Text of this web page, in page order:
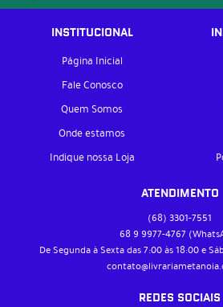
INSTITUCIONAL
Página Inicial
Fale Conosco
Quem Somos
Onde estamos
Indique nossa Loja
ATENDIMENTO
(68) 3301-7551
68 9 9977-4767
De Segunda à Sexta das 7:00 às 18:00 e
REDES SOCIAIS